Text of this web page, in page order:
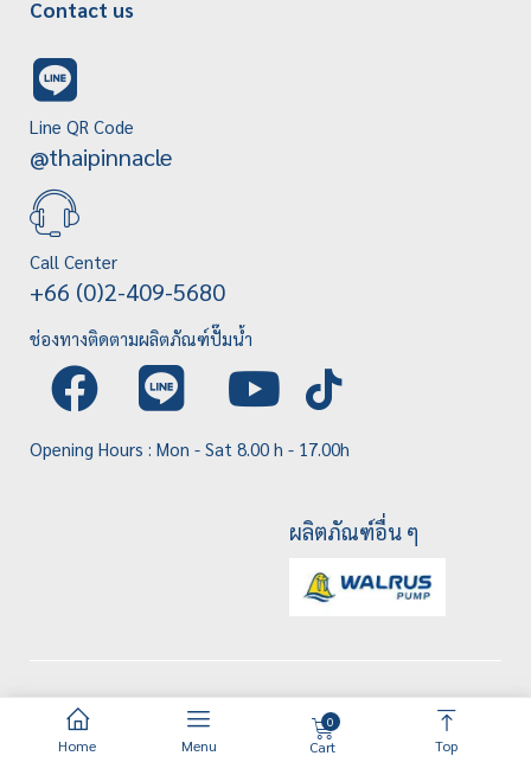
Contact us
Line QR Code
@thaipinnacle
Call Center
+66 (0)2-409-5680
ช่องทางติดตามผลิตภัณฑ์ปั๊มน้ำ
Opening Hours : Mon - Sat 8.00 h - 17.00h
ผลิตภัณฑ์อื่น ๆ
Home Menu
0
Cart Top